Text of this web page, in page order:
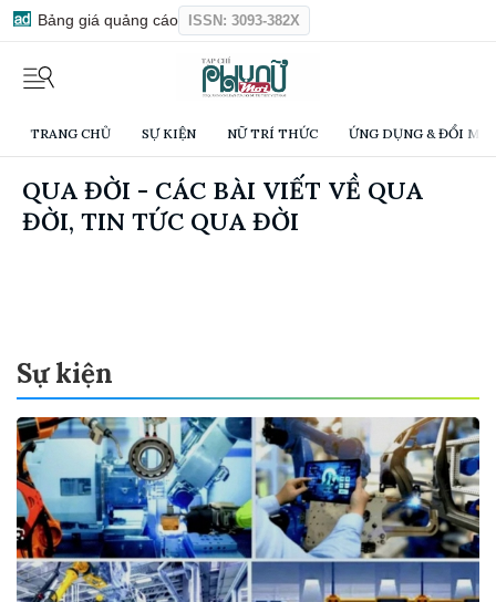
Bảng giá quảng cáo ISSN: 3093-382X
TRANG CHỦ SỰ KIỆN NỮ TRÍ THỨC ỨNG DỤNG & ĐỔI
QUA ĐỜI - CÁC BÀI VIẾT VỀ QUA
ĐỜI, TIN TỨC QUA ĐỜI
Sự kiện